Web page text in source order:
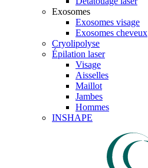
Exosomes
Exosomes visage
Exosomes cheveux
Cryolipolyse
Épilation laser
Visage
Aisselles
Maillot
Jambes
Hommes
INSHAPE